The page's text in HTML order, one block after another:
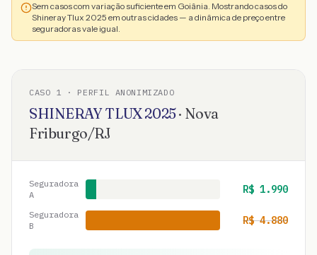
Sem casos com variação suficiente em Goiânia. Mostrando casos do
Shineray Tlux 2025 em outras cidades — a dinâmica de preço entre
seguradoras vale igual.
CASO 1 · PERFIL ANONIMIZADO
SHINERAYTLUX2025· Nova
Friburgo/RJ
Seguradora
A
R$ 1.990
Seguradora
B
R$4.880